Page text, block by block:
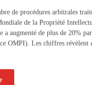
de procédures arbitrales
de la Propriété
a augmenté de plus de 20%
OMPI). Les chiffres révèlent